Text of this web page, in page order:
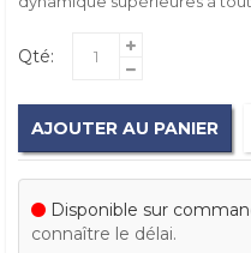
Qté:
AJOUTER AU PANIER
Disponible sur
connaître le délai.